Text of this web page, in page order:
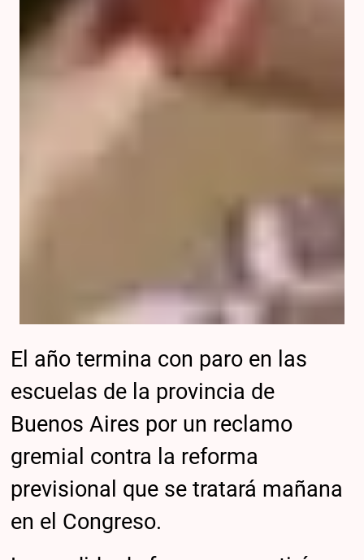
El año termina con paro en las
escuelas de la provincia de
Buenos Aires por un reclamo
gremial contra la reforma
previsional que se tratará mañana
en el Congreso.